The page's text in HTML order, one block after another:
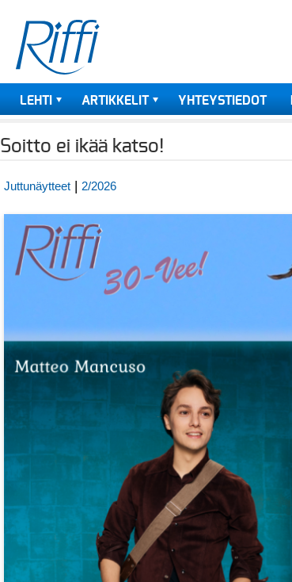
LEHTI ARTIKKELIT YHTEYSTIEDOT
Soitto ei ikää katso!
Juttunäytteet | 2/2026